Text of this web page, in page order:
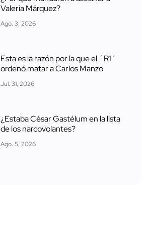
Valeria Márquez?
Ago. 3, 2026
Esta es la razón por la que el ´R1´
ordenó matar a Carlos Manzo
Jul. 31, 2026
¿Estaba César Gastélum en la lista
de los narcovolantes?
Ago. 5, 2026